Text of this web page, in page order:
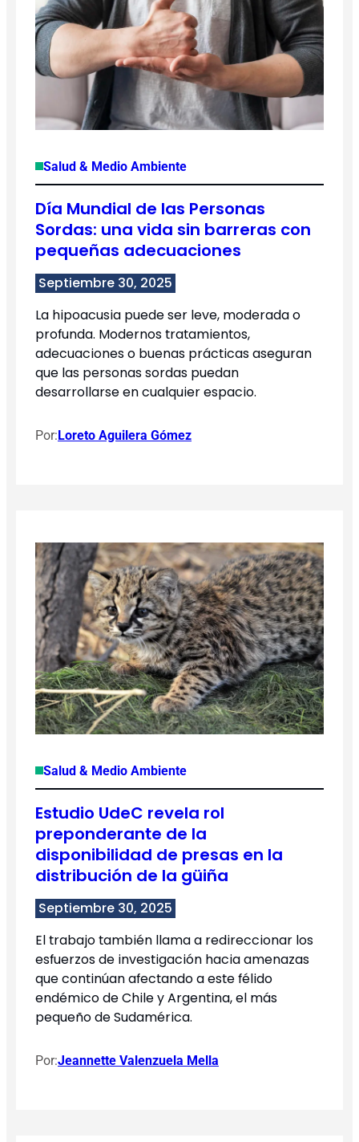
Salud & Medio Ambiente
Día Mundial de las Personas
Sordas: una vida sin barreras con
pequeñas adecuaciones
Septiembre 30, 2025
La hipoacusia puede ser leve, moderada o
profunda. Modernos tratamientos,
adecuaciones o buenas prácticas aseguran
que las personas sordas puedan
desarrollarse en cualquier espacio.
Por:Loreto Aguilera Gómez
Salud & Medio Ambiente
Estudio UdeC revela rol
preponderante de la
disponibilidad de presas en la
distribución de la güiña
Septiembre 30, 2025
El trabajo también llama a redireccionar los
esfuerzos de investigación hacia amenazas
que continúan afectando a este félido
endémico de Chile y Argentina, el más
pequeño de Sudamérica.
Por:Jeannette Valenzuela Mella